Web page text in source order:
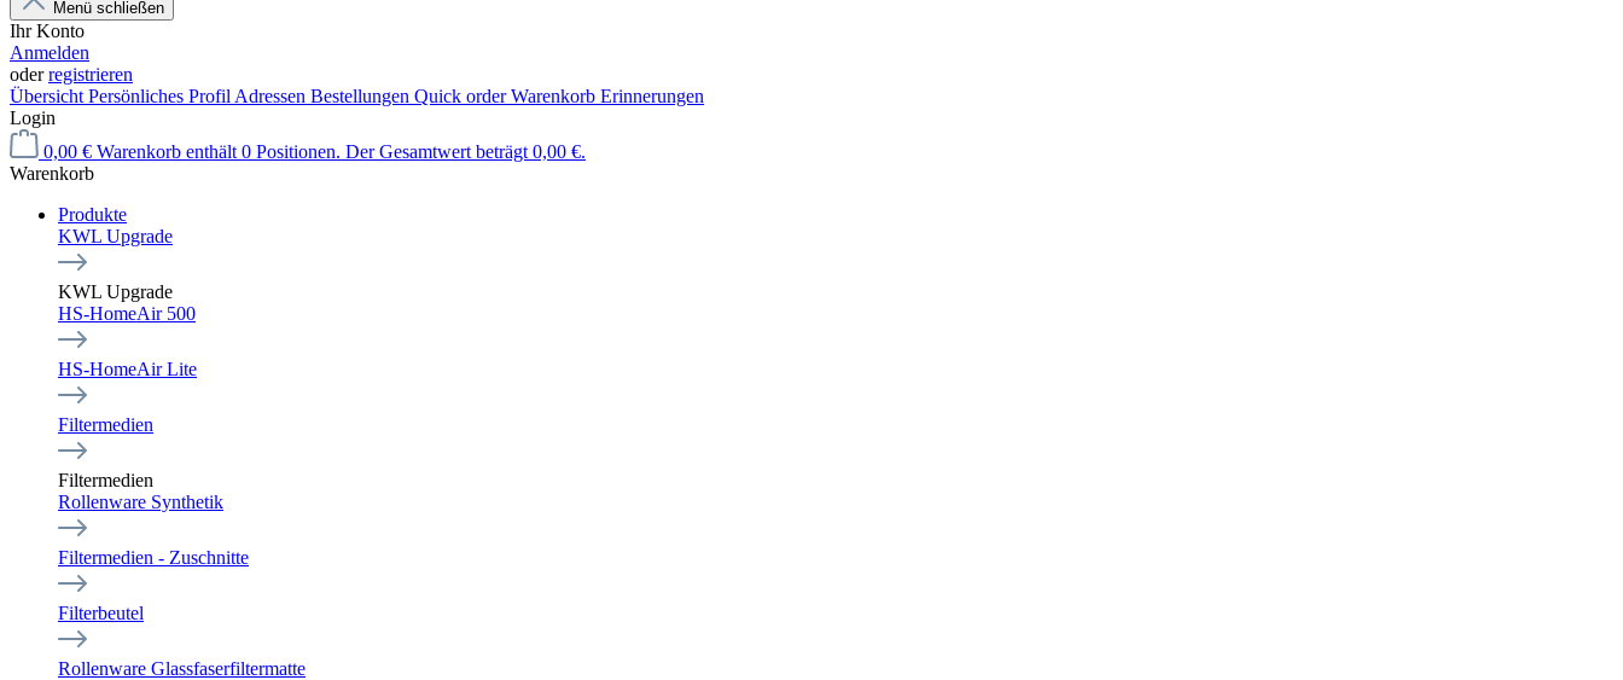
Menü schließen
Ihr Konto
Anmelden
oderregistrieren
Übersicht Persönliches Profil Adressen Bestellungen Quick orderWarenkorb Erinnerungen
Login
0,00 € Warenkorb enthält 0 Positionen. Der Gesamtwert beträgt 0,00 €.
Warenkorb
Produkte
KWL Upgrade
KWL Upgrade
HS-HomeAir 500
HS-HomeAir Lite
Filtermedien
Filtermedien
Rollenware Synthetik
Filtermedien - Zuschnitte
Filterbeutel
Rollenware Glassfaserfiltermatte